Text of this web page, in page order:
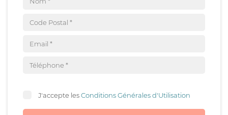
J'accepte lesConditions Générales d'Utilisation